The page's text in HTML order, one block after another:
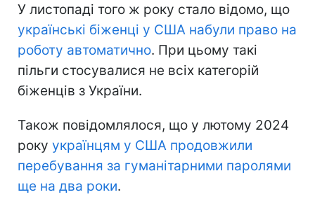
У листопаді того ж року стало відомо, що
українські біженці у США набули право на
роботу автоматично. При цьому такі
пільги стосувалися не всіх категорій
біженців з України.
Також повідомлялося, що у лютому 2024
року українцям у США продовжили
перебування за гуманітарними паролями
ще на два роки.